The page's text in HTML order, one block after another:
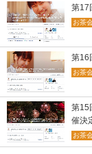
第17
お茶
第16
お茶
第15
催決
お茶